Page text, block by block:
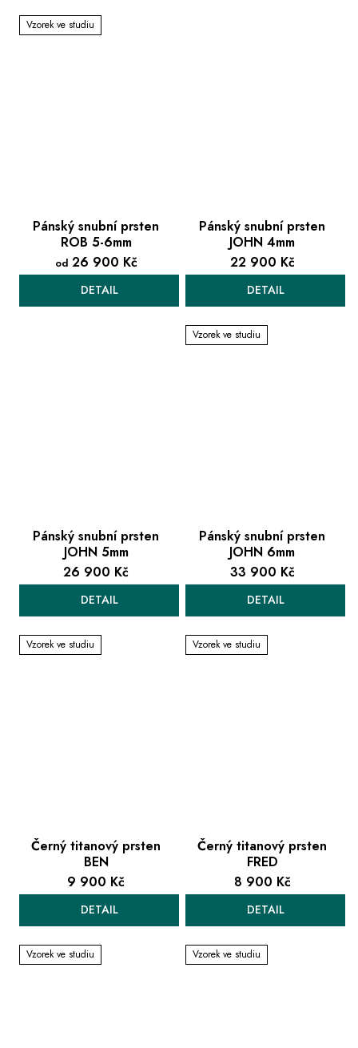
Vzorek ve studiu
Pánský snubní prsten
ROB 5-6mm
od26 900 Kč
DETAIL
Pánský snubní prsten
JOHN 4mm
22 900 Kč
DETAIL
Pánský snubní prsten
JOHN 5mm
26 900 Kč
DETAIL
Vzorek ve studiu
Pánský snubní prsten
JOHN 6mm
33 900 Kč
DETAIL
Vzorek ve studiu
Černý titanový prsten
BEN
9 900 Kč
DETAIL
Vzorek ve studiu
Černý titanový prsten
FRED
8 900 Kč
DETAIL
Vzorek ve studiu Vzorek ve studiu